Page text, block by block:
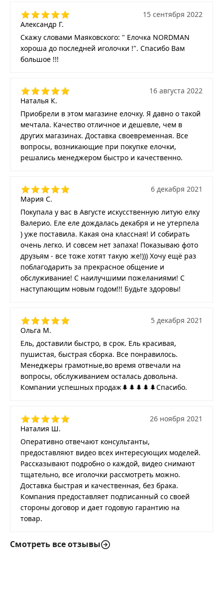
Александр Г.
15 сентября 2022
Скажу словами Маяковского: " Елочка NORDMAN
хороша до последней иголочки !". Спасибо Вам
большое !!!
Наталья К.
16 августа 2022
Приобрели в этом магазине елочку. Я давно о такой
мечтала. Качество отличное и дешевле, чем в
других магазинах. Доставка своевременная. Все
вопросы, возникающие при покупке елочки,
решались менеджером быстро и качественно.
Мария С.
6 декабря 2021
Покупала у вас в Августе искусственную литую елку
Валерио. Еле еле дождалась декабря и не утерпела
) уже поставила. Какая она классная! И собирать
очень легко. И совсем нет запаха! Показываю фото
друзьям - все тоже хотят такую же!))) Хочу ещё раз
поблагодарить за прекрасное общение и
обслуживание! С наилучшими пожеланиями! С
наступающим новым годом!!! Будьте здоровы!
Ольга М.
5 декабря 2021
Ель, доставили быстро, в срок. Ель красивая,
пушистая, быстрая сборка. Все понравилось.
Менеджеры грамотные,во время отвечали на
вопросы, обслуживанием осталась довольна.
Компании успешных продаж🌲🌲🌲🌲🌲Спасибо.
Наталия Ш.
26 ноября 2021
Оперативно отвечают консультанты,
предоставляют видео всех интересующих моделей.
Рассказывают подробно о каждой, видео снимают
тщательно, все иголочки рассмотреть можно.
Доставка быстрая и качественная, без брака.
Компания предоставляет подписанный со своей
стороны договор и дает годовую гарантию на
товар.
Смотреть все отзывы